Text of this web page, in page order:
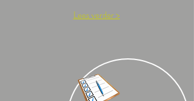
Lees verder >